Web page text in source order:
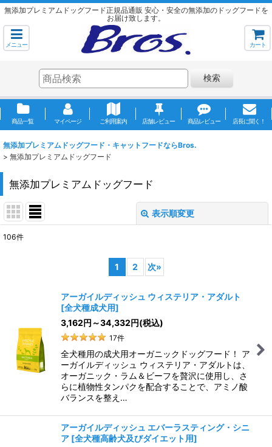
無添加プレミアムドッグフード正規品通販 安心・安全の無添加のドッグフードを
お届け致します。
メニュー カート
検索
商品一覧 マイページ ご利用案内 店舗レビュー 商品レビュー 店長に聞く！
無添加プレミアムドッグフード・キャットフードならBros.
> 無添加プレミアムドッグフード
無添加プレミアムドッグフード
表示順変更
絞り込む
106件
1 2 次»
アーガイルディッシュ ウィステリア・アダルト
[全犬種成犬用]
3,162円 ～34,332円(税込)
17件
全犬種用の成犬用オーガニックドッグフード！ ア
ーガイルディッシュ ウィステリア・アダルトは、
オーガニック・ラム＆ビーフを贅沢に使用し、さ
らに植物性タンパクを配合することで、アミノ酸
バランスを整え…
アーガイルディッシュ エバーラスティング・シニ
ア [全犬種高齢犬及びダイエット用]